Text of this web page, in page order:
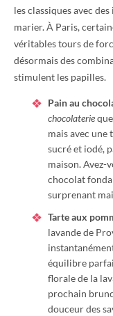
les classiques avec
marier. À Paris,
véritables tours de
désormais des
stimulent les papilles.
Pain au
chocolaterie
mais avec une
sucré et iodé,
maison. Avez-
chocolat
surprenant
Tarte aux
lavande de
équilibre
florale de la
prochain
douceur des